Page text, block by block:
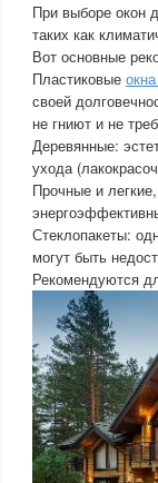
При выборе окон
таких как
Вот основные
Пластиковые
своей
не гниют и не
Деревянные:
ухода
Прочные и
Стеклопакеты:
могут быть
Рекомендуются